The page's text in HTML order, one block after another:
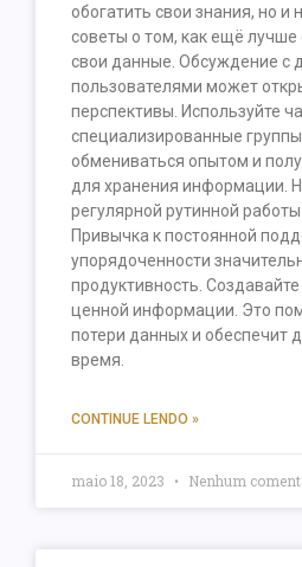
обогатить свои знания, но и
советы о том, как ещё лучше
свои данные. Обсуждение с
пользователями может
перспективы. Используйте
специализированные
обмениваться опытом и
для хранения информации.
регулярной рутинной
Привычка к постоянной
упорядоченности
продуктивность.
ценной информации. Это
потери данных и обеспечит
время.
CONTINUE LENDO »
maio 18, 2023 Nenhum